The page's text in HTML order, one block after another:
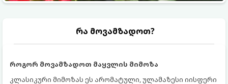
რა მოვამზადოთ?
როგორ მოვამზადოთ მაყვლის მიმოზა
კლასიკური მიმოზას ეს არომატული, ულამაზესი იისფერი